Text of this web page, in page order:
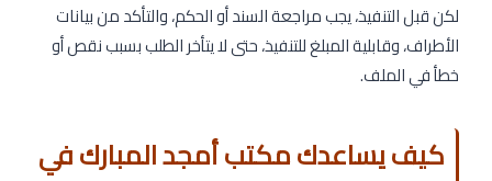
لكن قبل التنفيذ، يجب مراجعة السند أو الحكم، والتأكد من بيانات
الأطراف، وقابلية المبلغ للتنفيذ، حتى لا يتأخر الطلب بسبب نقص أو
خطأ في الملف.
كيف يساعدك مكتب أمجد المبارك في